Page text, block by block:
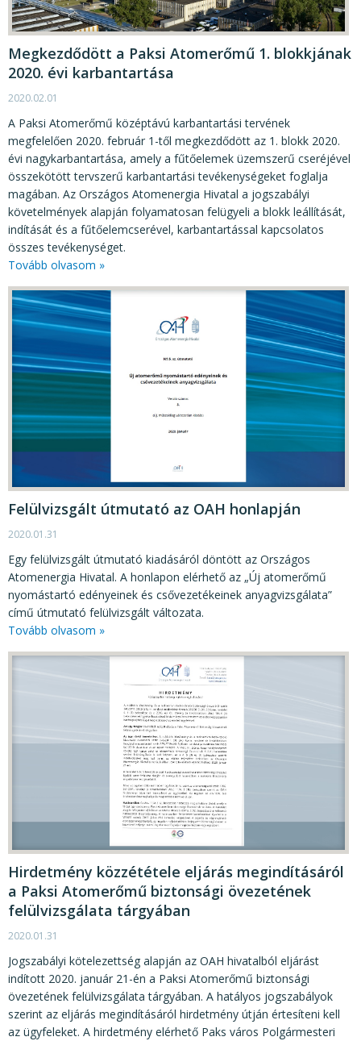
JOGI SZABÁLYOZÁS, ÚTMUTATÓK
KIADVÁNYOK, JELENTÉSEK
NYOMTATVÁNYOK, SZOFTVEREK
E-ÜGYINTÉZÉS
Megkezdődött a Paksi Atomerőmű 1. blokkjának
2020. évi karbantartása
2020.02.01
A Paksi Atomerőmű középtávú karbantartási tervének
megfelelően 2020. február 1-től megkezdődött az 1. blokk 2020.
évi nagykarbantartása, amely a fűtőelemek üzemszerű cseréjével
összekötött tervszerű karbantartási tevékenységeket foglalja
magában. Az Országos Atomenergia Hivatal a jogszabályi
követelmények alapján folyamatosan felügyeli a blokk leállítását,
indítását és a fűtőelemcserével, karbantartással kapcsolatos
összes tevékenységet.
Tovább olvasom »
Felülvizsgált útmutató az OAH honlapján
2020.01.31
Egy felülvizsgált útmutató kiadásáról döntött az Országos
Atomenergia Hivatal. A honlapon elérhető az „Új atomerőmű
nyomástartó edényeinek és csővezetékeinek anyagvizsgálata”
című útmutató felülvizsgált változata.
Tovább olvasom »
Hirdetmény közzététele eljárás megindításáról
a Paksi Atomerőmű biztonsági övezetének
felülvizsgálata tárgyában
2020.01.31
Jogszabályi kötelezettség alapján az OAH hivatalból eljárást
indított 2020. január 21-én a Paksi Atomerőmű biztonsági
övezetének felülvizsgálata tárgyában. A hatályos jogszabályok
szerint az eljárás megindításáról hirdetmény útján értesíteni kell
az ügyfeleket. A hirdetmény elérhető Paks város Polgármesteri